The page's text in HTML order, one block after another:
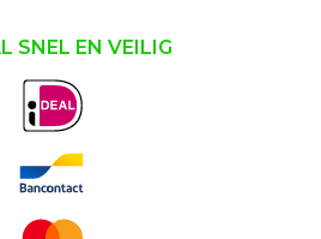
SNEL EN VEILIG